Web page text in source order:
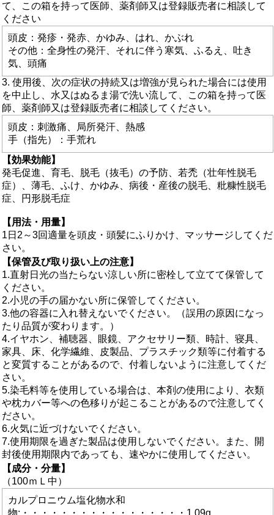
て、この箱を持って医師、薬剤師又は登録販売者に相談して
ください
頭皮：発疹・発赤、かゆみ、はれ、かぶれ
その他：全身性の発汗、それに伴う寒気、ふるえ、吐き
気、頭痛
3. 使用後、次の症状の持続又は増強が見られた場合には使用
を中止し、水又はぬるま湯で洗い流して、この箱を持って医
師、薬剤師又は登録販売者に相談してください。
頭皮：刺激痛、局所発汗、熱感
手（指先）：手荒れ
【効果効能】
発毛促進、育毛、脱毛（抜毛）の予防、若禿（壮年性脱毛
症）、薄毛、ふけ、かゆみ、病後・産後の脱毛、粃糠性脱毛
症、円形脱毛症
【用法・用量】
1日2～3回適量を頭皮・頭髪にふりかけ、マッサージしてくだ
さい。
【保管及び取り扱い上の注意】
1.直射日光の当たらない涼しい所に密栓して立てて保管して
ください。
2.小児の手の届かない所に保管してください。
3.他の容器に入れ替えないでください。（誤用の原因になっ
たり品質が変わります。）
4.イヤホン、補聴器、眼鏡、アクセサリー類、時計、寝具、
家具、床、化学繊維、皮製品、プラスチック類等に付着する
と変質することがあるので、付着しないように注意してくだ
さい。
5.染毛料等を使用している場合は、本剤の使用により、衣類
や枕カバー等への色移りが起こることがあるので注意してく
ださい。
6.火気に近づけないでください。
7.使用期限を過ぎた製品は使用しないでください。また、開
封後使用期限内であっても、速やかに使用してください。
【成分・分量】
（100ｍＬ中）
カルプロニウム塩化物水和
物:・・・・・・・・・・・・・・・・・1.09g